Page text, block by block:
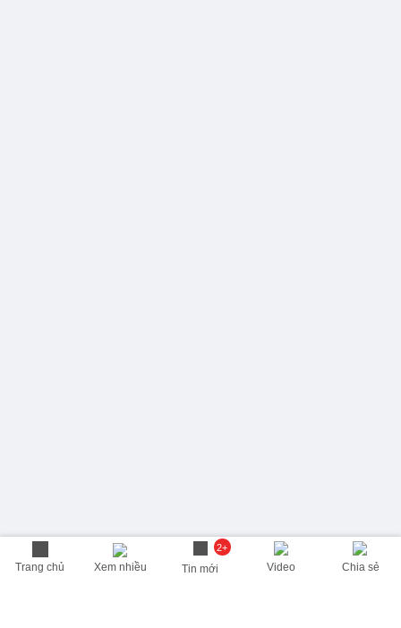
Trang chủ Xem nhiều
2+
Tin mới Video Chia sẻ